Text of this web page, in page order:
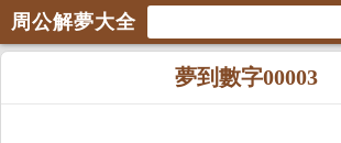
周公解夢大全
夢到數字00003